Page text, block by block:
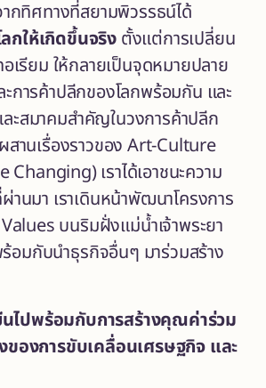
กทิศทางที่สยามพิวรรธน์ได้
กให้เกิดขึ้นจริง ตั้งแต่การเปลี่ยน
เรียม ให้กลายเป็นจุดหมายปลาย
การค้าปลีกของโลกพร้อมกัน และ
ะสมาคมสำคัญในวงการค้าปลีก
านเรื่องราวของ Art-Culture
เราได้เอาชนะความ
นมา เราเดินหน้าพัฒนาโครงการ
บนริมฝั่งแม่น้ำเจ้าพระยา
อมกับนำธุรกิจอื่นๆ มาร่วมสร้าง
นไปพร้อมกับการสร้างคุณค่าร่วม
องการขับเคลื่อนเศรษฐกิจ และ